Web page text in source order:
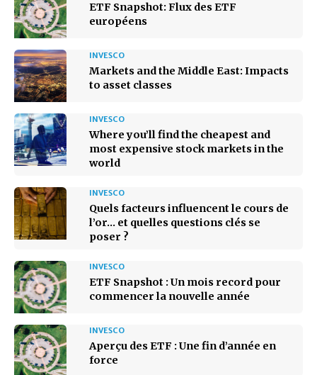
ETF Snapshot: Flux des ETF
européens
INVESCO
Markets and the Middle East: Impacts
to asset classes
INVESCO
Where you’ll find the cheapest and
most expensive stock markets in the
world
INVESCO
Quels facteurs influencent le cours de
l’or… et quelles questions clés se
poser ?
INVESCO
ETF Snapshot : Un mois record pour
commencer la nouvelle année
INVESCO
Aperçu des ETF : Une fin d’année en
force